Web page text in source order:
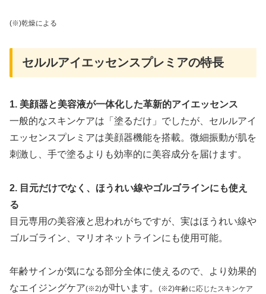
(※)乾燥による
セルルアイエッセンスプレミアの特長
1. 美顔器と美容液が一体化した革新的アイエッセンス
一般的なスキンケアは「塗るだけ」でしたが、セルルアイ
エッセンスプレミアは美顔器機能を搭載。微細振動が肌を
刺激し、手で塗るよりも効率的に美容成分を届けます。
2. 目元だけでなく、ほうれい線やゴルゴラインにも使え
る
目元専用の美容液と思われがちですが、実はほうれい線や
ゴルゴライン、マリオネットラインにも使用可能。
年齢サインが気になる部分全体に使えるので、より効果的
なエイジングケア(※2)が叶います。 (※2)年齢に応じたスキンケア